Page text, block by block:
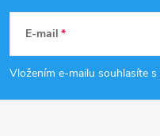
p
a
E-mail
Vložením e-mailu souhlasíte s